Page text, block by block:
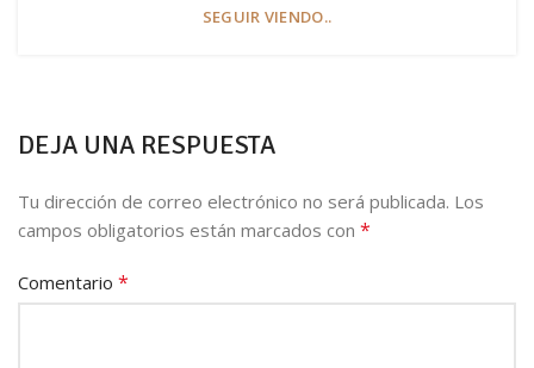
SEGUIR VIENDO..
DEJA UNA RESPUESTA
Tu dirección de correo electrónico no será publicada. Los
campos obligatorios están marcados con *
Comentario *